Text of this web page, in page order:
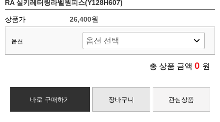
RA 실키레터링라벨원피스(Y128H607)
상품가 26,400원
옵션
총 상품 금액 0 원
바로 구매하기 장바구니 관심상품